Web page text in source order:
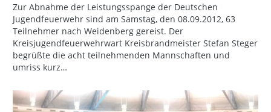
Zur Abnahme der Leistungsspange der Deutschen
Jugendfeuerwehr sind am Samstag, den 08.09.2012, 63
Teilnehmer nach Weidenberg gereist. Der
Kreisjugendfeuerwehrwart Kreisbrandmeister Stefan Steger
begrüßte die acht teilnehmenden Mannschaften und
umriss kurz…